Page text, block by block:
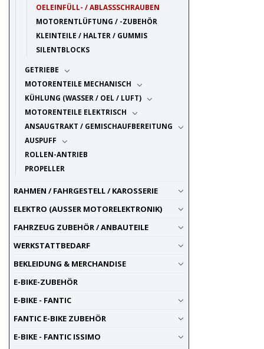
OELEINFÜLL- / ABLASSSCHRAUBEN
MOTORENTLÜFTUNG / -ZUBEHÖR
KLEINTEILE / HALTER / GUMMIS
SILENTBLOCKS
GETRIEBE
MOTORENTEILE MECHANISCH
KÜHLUNG (WASSER / OEL / LUFT)
MOTORENTEILE ELEKTRISCH
ANSAUGTRAKT / GEMISCHAUFBEREITUNG
AUSPUFF
ROLLEN-ANTRIEB
PROPELLER
RAHMEN / FAHRGESTELL / KAROSSERIE
ELEKTRO (AUSSER MOTORELEKTRONIK)
FAHRZEUG ZUBEHÖR / ANBAUTEILE
WERKSTATTBEDARF
BEKLEIDUNG & MERCHANDISE
E-BIKE-ZUBEHÖR
E-BIKE - FANTIC
FANTIC E-BIKE ZUBEHÖR
E-BIKE - FANTIC ISSIMO